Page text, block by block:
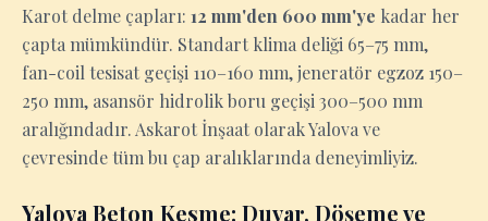
Karot delme çapları: 12 mm'den 600 mm'ye kadar her
çapta mümkündür. Standart klima deliği 65–75 mm,
fan-coil tesisat geçişi 110–160 mm, jeneratör egzoz 150–
250 mm, asansör hidrolik boru geçişi 300–500 mm
aralığındadır. Askarot İnşaat olarak Yalova ve
çevresinde tüm bu çap aralıklarında deneyimliyiz.
Yalova Beton Kesme: Duvar, Döşeme ve